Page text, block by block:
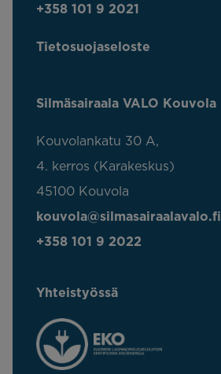
+358 101 9 2021
Tietosuojaseloste
Silmäsairaala VALO Kouvola
Kouvolankatu 30 A,
4. kerros (Karakeskus)
45100 Kouvola
kouvola@silmasairaalavalo.fi
+358 101 9 2022
Yhteistyössä